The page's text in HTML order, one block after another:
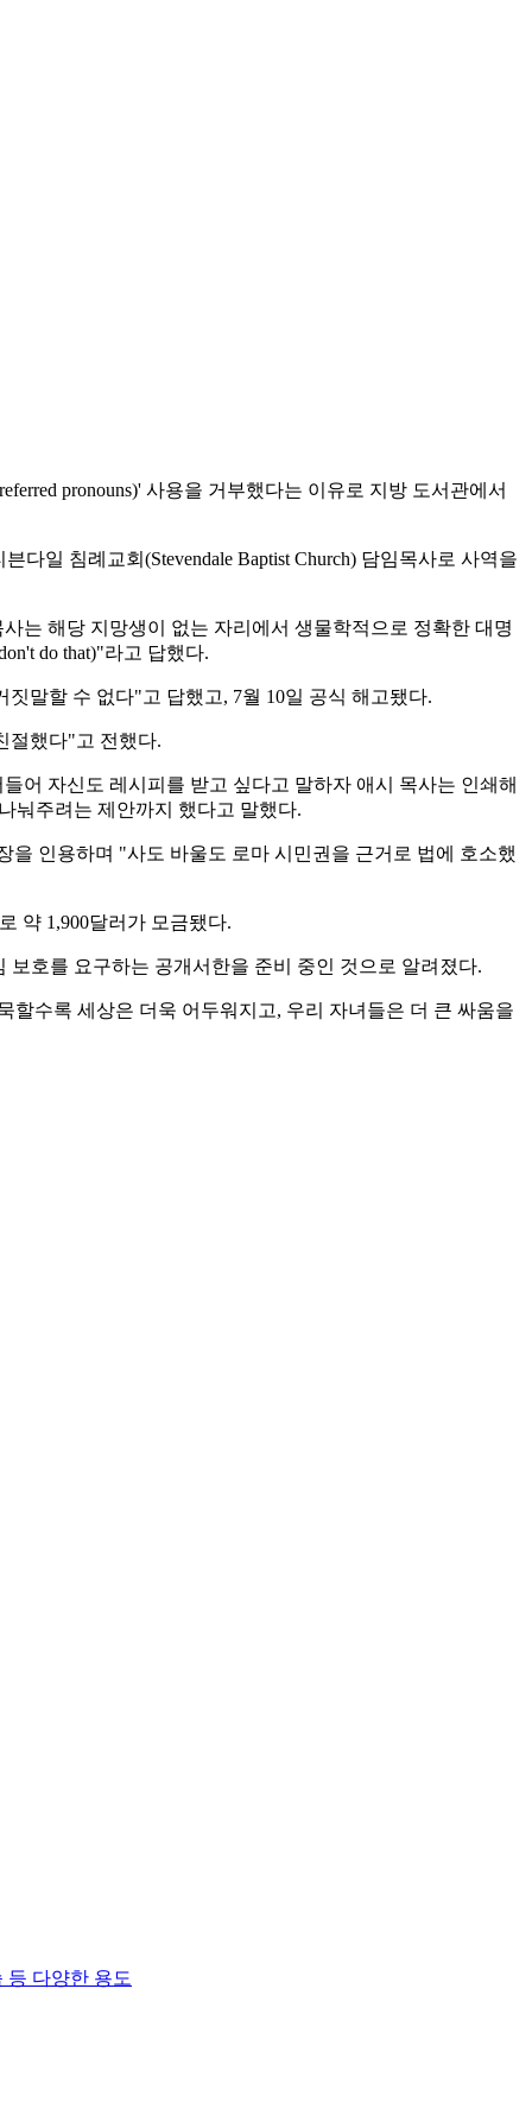
pronouns)' 사용을 거부했다는 이유로 지방 도서관에서
일 침례교회(Stevendale Baptist Church) 담임목사로 사역을
는 해당 지망생이 없는 자리에서 생물학적으로 정확한 대명
do that)"라고 답했다.
말할 수 없다"고 답했고, 7월 10일 공식 해고됐다.
절했다"고 전했다.
어 자신도 레시피를 받고 싶다고 말하자 애시 목사는 인쇄해
눠주려는 제안까지 했다고 말했다.
인용하며 "사도 바울도 로마 시민권을 근거로 법에 호소했
약 1,900달러가 모금됐다.
보호를 요구하는 공개서한을 준비 중인 것으로 알려졌다.
수록 세상은 더욱 어두워지고, 우리 자녀들은 더 큰 싸움을
등 다양한 용도